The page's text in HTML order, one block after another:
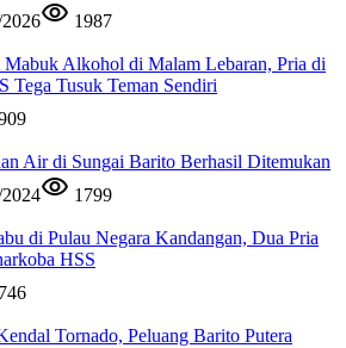
1987
Mabuk Alkohol di Malam Lebaran, Pria di
Tega Tusuk Teman Sendiri
Air di Sungai Barito Berhasil Ditemukan
1799
di Pulau Negara Kandangan, Dua Pria
HSS
Tornado, Peluang Barito Putera